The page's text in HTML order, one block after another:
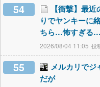
54
【衝撃】最
りでヤンキーに
ちら…怖すぎる…
2026/08/04 11:05
55
メルカリでジ
だが